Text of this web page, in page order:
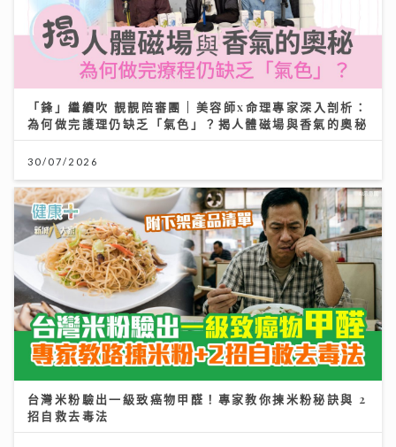
「鋒」繼續吹 靚靚陪審團 | 美容師x命理專家深入剖析：
為何做完護理仍缺乏「氣色」？揭人體磁場與香氣的奧秘
30/07/2026
台灣米粉驗出一級致癌物甲醛！專家教你揀米粉秘訣與 2
招自救去毒法